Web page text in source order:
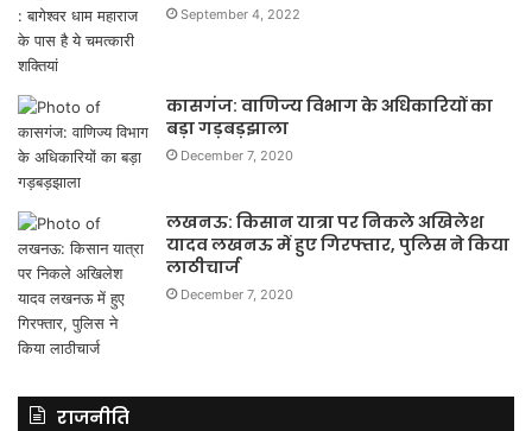
September 4, 2022
कासगंज: वाणिज्य विभाग के अधिकारियों का
बड़ा गड़बड़झाला
December 7, 2020
लखनऊ: किसान यात्रा पर निकले अखिलेश
यादव लखनऊ में हुए गिरफ्तार, पुलिस ने किया
लाठीचार्ज
December 7, 2020
राजनीति